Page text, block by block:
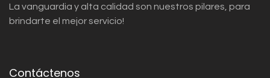
La vanguardia y alta calidad son nuestros pilares, para
brindarte el mejor servicio!
Contáctenos